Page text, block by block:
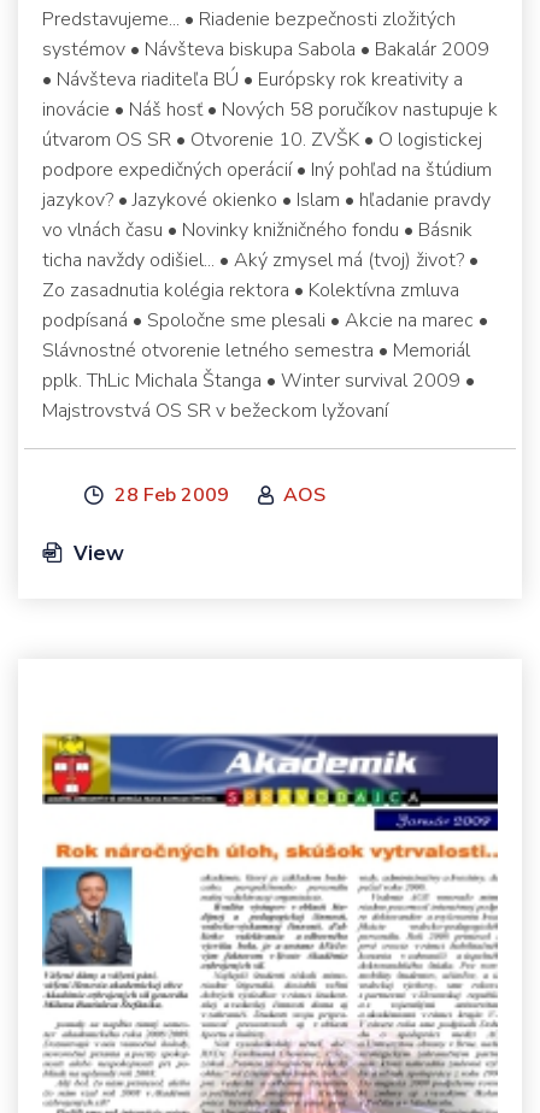
Predstavujeme... • Riadenie bezpečnosti zložitých
systémov • Návšteva biskupa Sabola • Bakalár 2009
• Návšteva riaditeľa BÚ • Európsky rok kreativity a
inovácie • Náš hosť • Nových 58 poručíkov nastupuje k
útvarom OS SR • Otvorenie 10. ZVŠK • O logistickej
podpore expedičných operácií • Iný pohľad na štúdium
jazykov? • Jazykové okienko • Islam • hľadanie pravdy
vo vlnách času • Novinky knižničného fondu • Básnik
ticha navždy odišiel... • Aký zmysel má (tvoj) život? •
Zo zasadnutia kolégia rektora • Kolektívna zmluva
podpísaná • Spoločne sme plesali • Akcie na marec •
Slávnostné otvorenie letného semestra • Memoriál
pplk. ThLic Michala Štanga • Winter survival 2009 •
Majstrovstvá OS SR v bežeckom lyžovaní
28 Feb 2009 AOS
View